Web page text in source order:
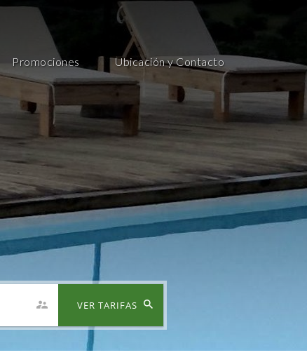
Promociones Ubicación y Contacto
VER TARIFAS